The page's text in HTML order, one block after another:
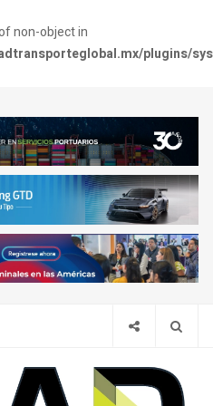
non-object in
plugins/